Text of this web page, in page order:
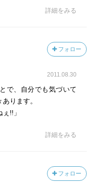
詳細をみる
フォロー
2011.08.30
で、自分でも気づいて
ります。
!!」
詳細をみる
フォロー